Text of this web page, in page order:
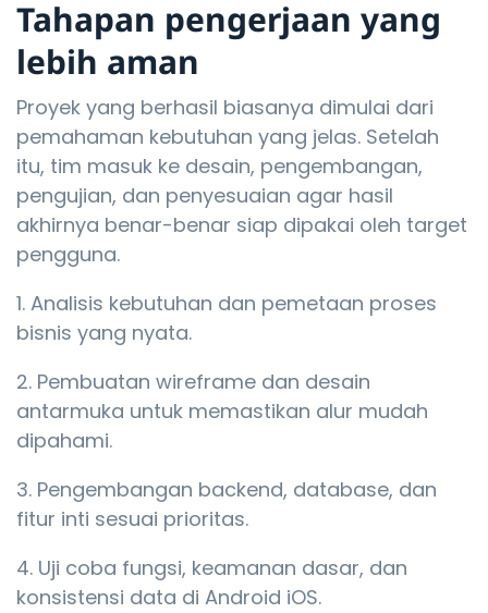
Tahapan pengerjaan yang
lebih aman
Proyek yang berhasil biasanya dimulai dari
pemahaman kebutuhan yang jelas. Setelah
itu, tim masuk ke desain, pengembangan,
pengujian, dan penyesuaian agar hasil
akhirnya benar-benar siap dipakai oleh target
pengguna.
Analisis kebutuhan dan pemetaan proses
bisnis yang nyata.
Pembuatan wireframe dan desain
antarmuka untuk memastikan alur mudah
dipahami.
Pengembangan backend, database, dan
fitur inti sesuai prioritas.
Uji coba fungsi, keamanan dasar, dan
konsistensi data di Android iOS.